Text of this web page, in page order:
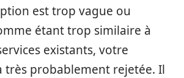
est trop vague ou
étant trop similaire à
existants, votre
très probablement rejetée. Il